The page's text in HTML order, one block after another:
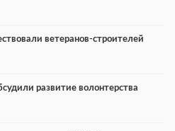
ветеранов-строителей
развитие волонтерства